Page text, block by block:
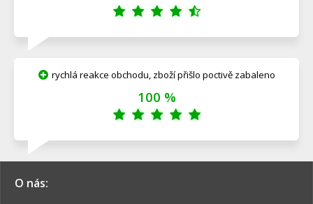
rychlá reakce obchodu, zboží přišlo poctivě zabaleno
100 %
O nás: